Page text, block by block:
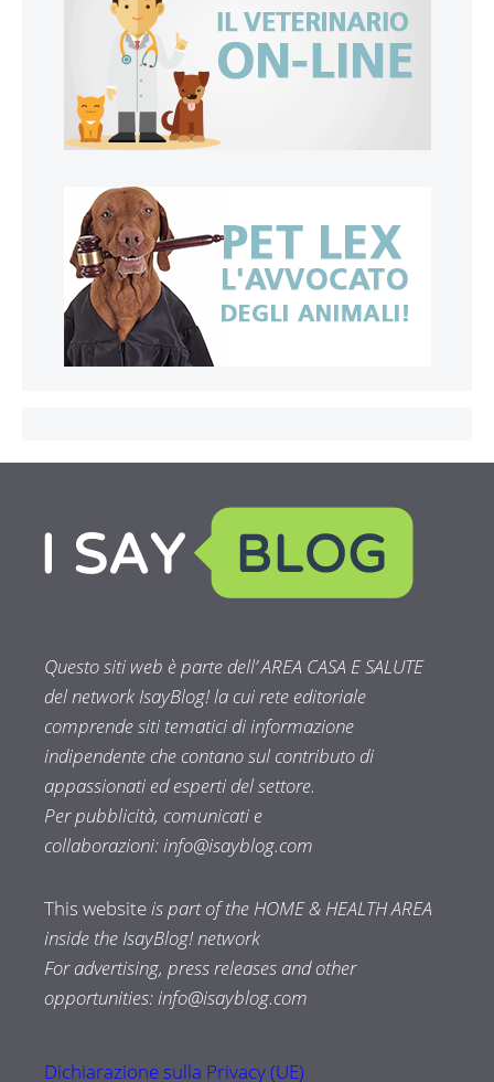
Questo siti web è parte dell’ AREA CASA E SALUTE
del network IsayBlog! la cui rete editoriale
comprende siti tematici di informazione
indipendente che contano sul contributo di
appassionati ed esperti del settore.
Per pubblicità, comunicati e
collaborazioni:info@isayblog.com
This websiteis part of the HOME & HEALTH AREA
inside the IsayBlog! network
For advertising, press releases and other
opportunities:info@isayblog.com
Dichiarazione sulla Privacy (UE)